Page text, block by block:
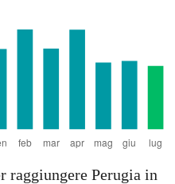
Perugia in